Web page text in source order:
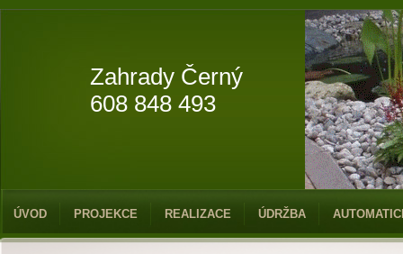
Zahrady Černý
608 848 493
ÚVOD PROJEKCE REALIZACE ÚDRŽBA